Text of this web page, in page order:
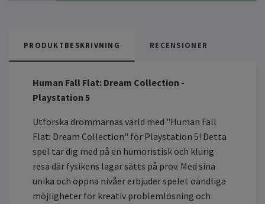
PRODUKTBESKRIVNING RECENSIONER
Human Fall Flat: Dream Collection -
Playstation 5
Utforska drömmarnas värld med "Human Fall
Flat: Dream Collection" för Playstation 5! Detta
spel tar dig med på en humoristisk och klurig
resa där fysikens lagar sätts på prov. Med sina
unika och öppna nivåer erbjuder spelet oändliga
möjligheter för kreativ problemlösning och